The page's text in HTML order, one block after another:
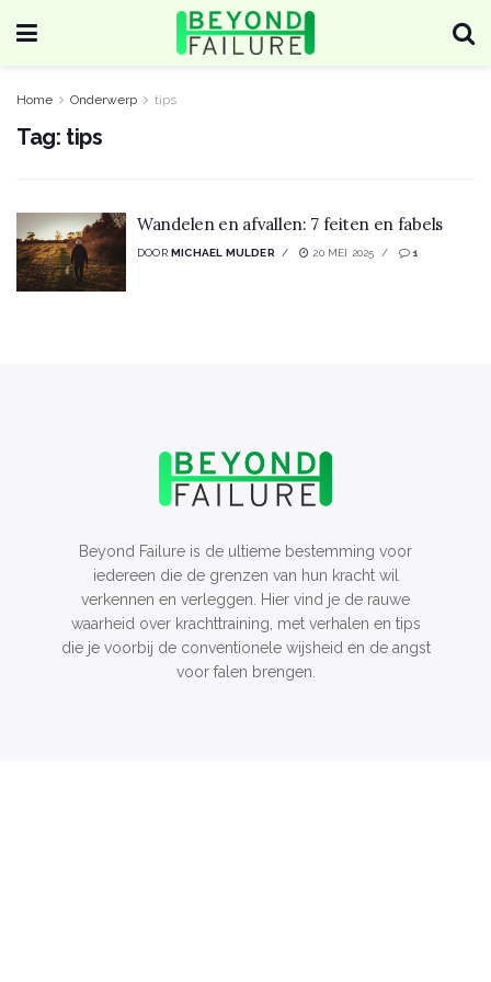
Home Onderwerp tips
Tag: tips
Wandelen en afvallen: 7 feiten en fabels
DOOR MICHAEL MULDER 20 MEI 2025 1
Beyond Failure is de ultieme bestemming voor
iedereen die de grenzen van hun kracht wil
verkennen en verleggen. Hier vind je de rauwe
waarheid over krachttraining, met verhalen en tips
die je voorbij de conventionele wijsheid en de angst
voor falen brengen.